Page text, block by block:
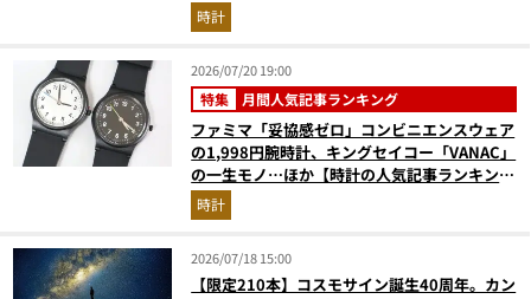
時計
2026/07/20 19:00
特集 月間人気記事ランキング
ファミマ「妥協感ゼロ」コンビニエンスウェア
の1,998円腕時計、キングセイコー「VANAC」
の一生モノ…ほか【時計の人気記事ランキング
ベスト3】（2026年6月版）
時計
2026/07/18 15:00
【限定210本】コスモサイン誕生40周年。カン